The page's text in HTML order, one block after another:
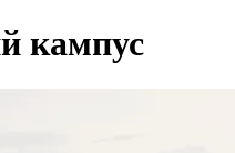
кампус